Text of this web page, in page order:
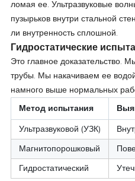
ломая ее. Ультразвуковые
пузырьков внутри стальной
ли внутренность сплошной.
Гидростатические
Это главное доказательство.
трубы. Мы накачиваем ее
намного выше нормальных
Метод испытания
Ультразвуковой (УЗК)
Магнитопорошковый
Гидростатический